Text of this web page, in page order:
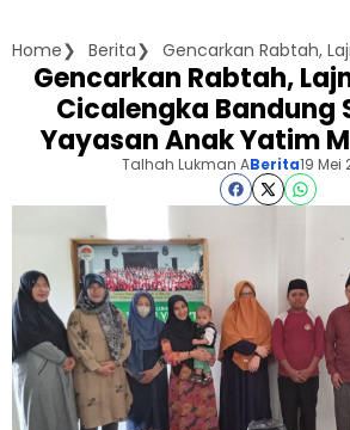
Home Berita
Gencarkan Rabtah,
Cicalengka Bandung
Yayasan Anak Yatim
Talhah Lukman ABerita19 Mei